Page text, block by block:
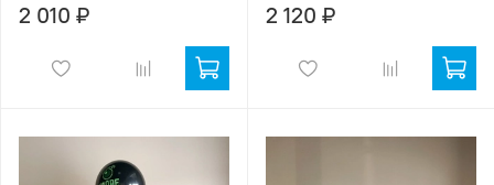
2 010 ₽ 2 120 ₽